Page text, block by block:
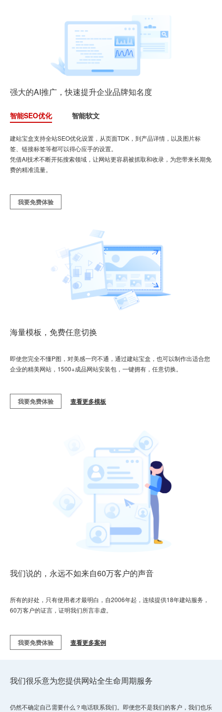
强大的AI推广，快速提升企业品牌知名度
智能SEO优化 智能软文
建站宝盒支持全站SEO优化设置，从页面TDK，到产品详情，以及图片标
签、链接标签等都可以得心应手的设置。
凭借AI技术不断开拓搜索领域，让网站更容易被抓取和收录，为您带来长期免
费的精准流量。
我要免费体验
海量模板，免费任意切换
即使您完全不懂P图，对美感一窍不通，通过建站宝盒，也可以制作出适合您
企业的精美网站，1500+成品网站安装包，一键拥有，任意切换。
我要免费体验 查看更多模板
我们说的，永远不如来自60万客户的声音
所有的好处，只有使用者才最明白，自2006年起，连续提供18年建站服务，
60万客户的证言，证明我们所言非虚。
我要免费体验 查看更多案例
我们很乐意为您提供网站全生命周期服务
仍然不确定自己需要什么？电话联系我们。即便您不是我们的客户，我们也乐